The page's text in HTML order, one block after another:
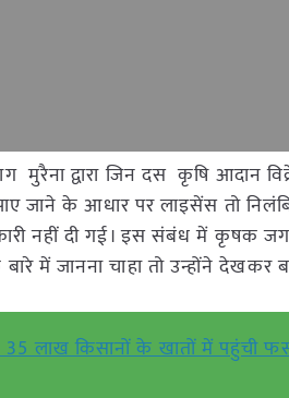
मुरैना द्वारा जिन दस कृषि आदान
जाने के आधार पर लाइसेंस तो
नहीं दी गई। इस संबंध में कृषक
में जानना चाहा तो उन्होंने देखकर
35 लाख किसानों के खातों में पहुंची